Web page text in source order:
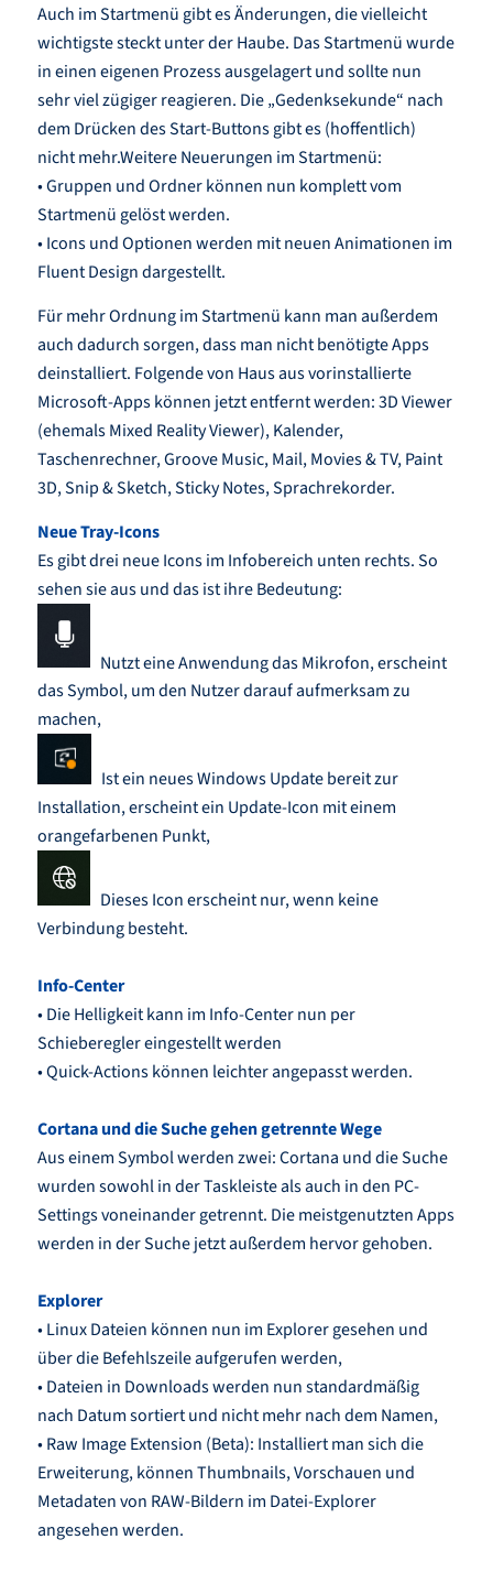
Auch im Startmenü gibt es Änderungen, die vielleicht
wichtigste steckt unter der Haube. Das Startmenü wurde
in einen eigenen Prozess ausgelagert und sollte nun
sehr viel zügiger reagieren. Die „Gedenksekunde“ nach
dem Drücken des Start-Buttons gibt es (hoffentlich)
nicht mehr.Weitere Neuerungen im Startmenü:
• Gruppen und Ordner können nun komplett vom
Startmenü gelöst werden.
• Icons und Optionen werden mit neuen Animationen im
Fluent Design dargestellt.
Für mehr Ordnung im Startmenü kann man außerdem
auch dadurch sorgen, dass man nicht benötigte Apps
deinstalliert. Folgende von Haus aus vorinstallierte
Microsoft-Apps können jetzt entfernt werden: 3D Viewer
(ehemals Mixed Reality Viewer), Kalender,
Taschenrechner, Groove Music, Mail, Movies & TV, Paint
3D, Snip & Sketch, Sticky Notes, Sprachrekorder.
Neue Tray-Icons
Es gibt drei neue Icons im Infobereich unten rechts. So
sehen sie aus und das ist ihre Bedeutung:
Nutzt eine Anwendung das Mikrofon, erscheint
das Symbol, um den Nutzer darauf aufmerksam zu
machen,
Ist ein neues Windows Update bereit zur
Installation, erscheint ein Update-Icon mit einem
orangefarbenen Punkt,
Dieses Icon erscheint nur, wenn keine
Verbindung besteht.
Info-Center
• Die Helligkeit kann im Info-Center nun per
Schieberegler eingestellt werden
• Quick-Actions können leichter angepasst werden.
Cortana und die Suche gehen getrennte Wege
Aus einem Symbol werden zwei: Cortana und die Suche
wurden sowohl in der Taskleiste als auch in den PC-
Settings voneinander getrennt. Die meistgenutzten Apps
werden in der Suche jetzt außerdem hervor gehoben.
Explorer
• Linux Dateien können nun im Explorer gesehen und
über die Befehlszeile aufgerufen werden,
• Dateien in Downloads werden nun standardmäßig
nach Datum sortiert und nicht mehr nach dem Namen,
• Raw Image Extension (Beta): Installiert man sich die
Erweiterung, können Thumbnails, Vorschauen und
Metadaten von RAW-Bildern im Datei-Explorer
angesehen werden.